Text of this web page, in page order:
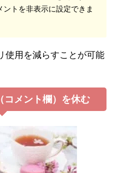
ントを非表示に設定できま
使用を減らすことが可能
コメント欄）を休む